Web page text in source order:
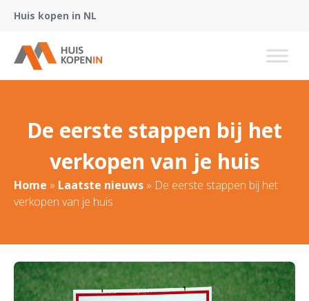
Huis kopen in NL
De eerste stappen bij het
verkopen van je huis
Home » Laatste nieuws » De eerste stappen bij het
verkopen van je huis